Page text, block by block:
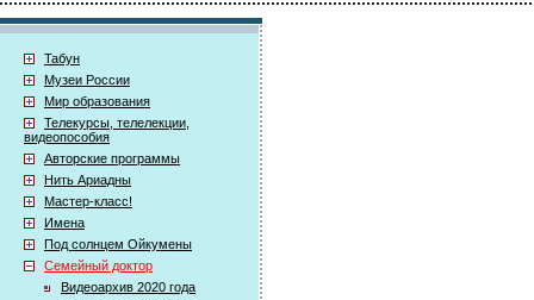
Табун
Музеи России
Мир образования
Телекурсы, телелекции,
видеопособия
Авторские программы
Нить Ариадны
Мастер-класс!
Имена
Под солнцем Ойкумены
Семейный доктор
Видеоархив 2020 года